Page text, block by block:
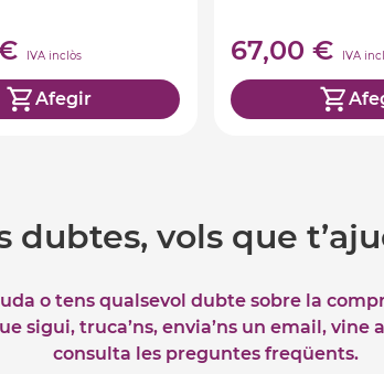
IVA inclòs
Afegir
67,00 € IVA
dubtes, vols que
o tens qualsevol dubte sobre la
sigui, truca’ns, envia’ns un email, vine
consulta les preguntes freqüents.